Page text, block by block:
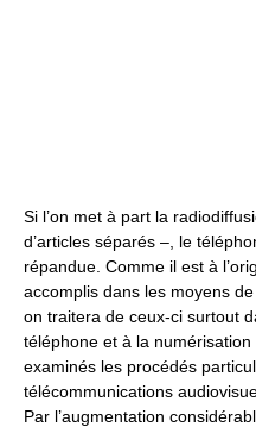
Si l’on met à part la
d’articles séparés –, le
répandue. Comme il est à
accomplis dans les moyens
on traitera de ceux-ci surtout
téléphone et à la
examinés les procédés
télécommunications
Par l’augmentation